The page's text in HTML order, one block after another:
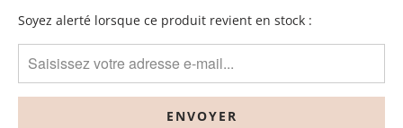
RECEVEZ
ALERTE
DÈS
QUE
Soyez alerté lorsque ce produit revient en stock :